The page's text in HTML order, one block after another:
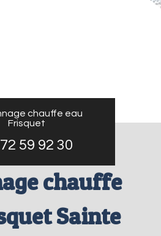
chauffe eau
Frisquet
59 92 30
chauffe
Sainte